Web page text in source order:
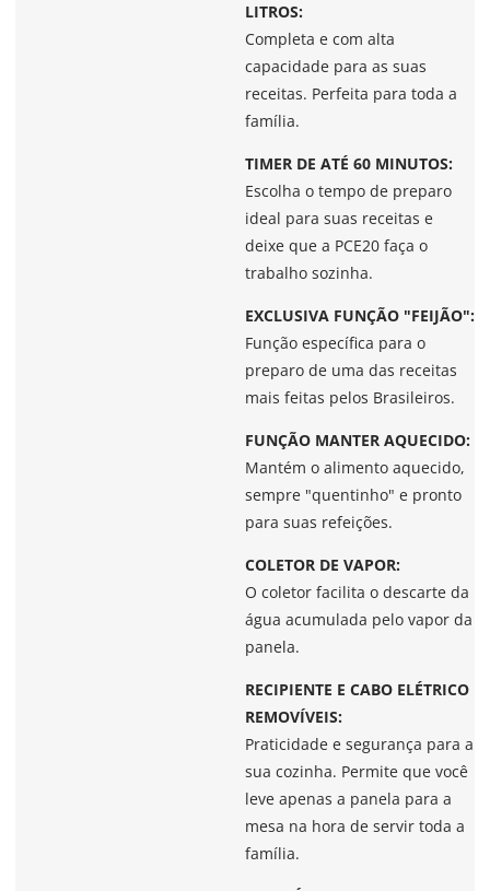
LITROS:
Completa e com alta
capacidade para as suas
receitas. Perfeita para toda a
família.
TIMER DE ATÉ 60 MINUTOS:
Escolha o tempo de preparo
ideal para suas receitas e
deixe que a PCE20 faça o
trabalho sozinha.
EXCLUSIVA FUNÇÃO "FEIJÃO":
Função específica para o
preparo de uma das receitas
mais feitas pelos Brasileiros.
FUNÇÃO MANTER AQUECIDO:
Mantém o alimento aquecido,
sempre "quentinho" e pronto
para suas refeições.
COLETOR DE VAPOR:
O coletor facilita o descarte da
água acumulada pelo vapor da
panela.
RECIPIENTE E CABO ELÉTRICO
REMOVÍVEIS:
Praticidade e segurança para a
sua cozinha. Permite que você
leve apenas a panela para a
mesa na hora de servir toda a
família.